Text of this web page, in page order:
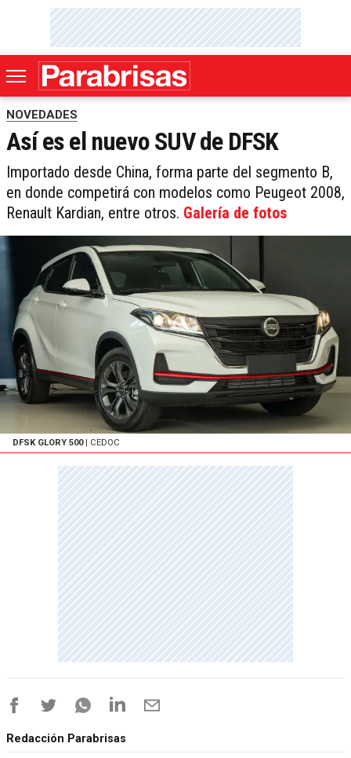
NOVEDADES
Así es el nuevo SUV de DFSK
Importado desde China, forma parte del segmento B,
en donde competirá con modelos como Peugeot 2008,
Renault Kardian, entre otros. Galería de fotos
DFSK GLORY 500| CEDOC
Redacción Parabrisas